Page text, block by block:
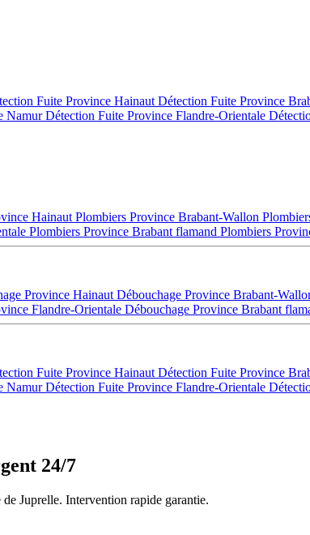
Fuite Province Hainaut Détection Fuite Province
NamurDétection Fuite Province Flandre-Orientale
Hainaut Plombiers Province Brabant-Wallon
Plombiers Province Brabant flamand Plombiers
Province Hainaut Débouchage Province Brabant-
Flandre-Orientale Débouchage Province Brabant
Fuite Province Hainaut Détection Fuite Province
NamurDétection Fuite Province Flandre-Orientale
24/7
Juprelle. Intervention rapide garantie.